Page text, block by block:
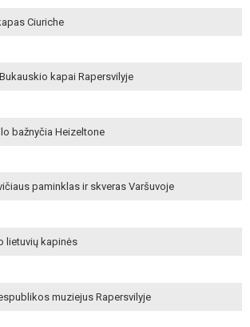
Ciuriche
kapai Rapersvilyje
bažnyčia Heizeltone
paminklas ir skveras Varšuvoje
lietuvių kapinės
muziejus Rapersvilyje